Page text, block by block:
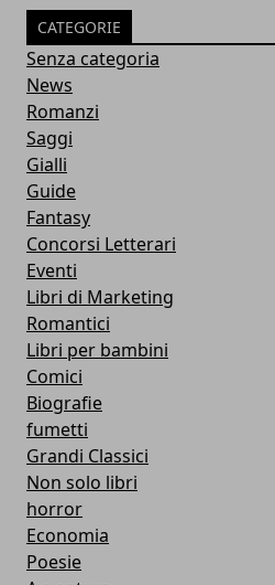
CATEGORIE
Senza categoria
News
Romanzi
Saggi
Gialli
Guide
Fantasy
Concorsi Letterari
Eventi
Libri di Marketing
Romantici
Libri per bambini
Comici
Biografie
fumetti
Grandi Classici
Non solo libri
horror
Economia
Poesie